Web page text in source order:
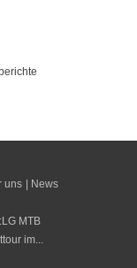
uns News
MTB
im...